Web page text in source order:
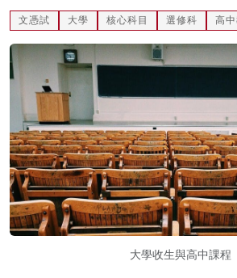
灼見活動
關於我們
文憑試 大學 核心科目 選修科 高
大學收生與高中課程